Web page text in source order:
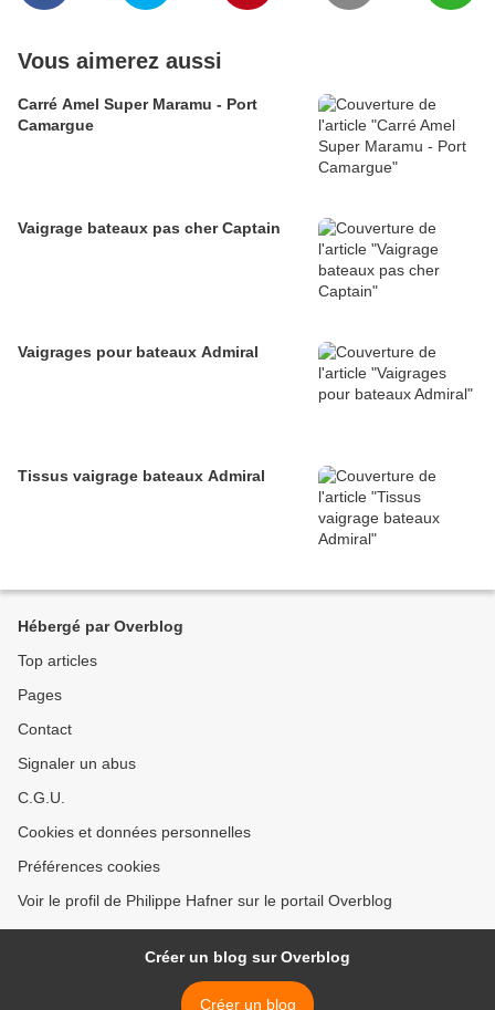
Vous aimerez aussi
Carré Amel Super Maramu - Port
Camargue
Vaigrage bateaux pas cher Captain
Vaigrages pour bateaux Admiral
Tissus vaigrage bateaux Admiral
Hébergé par Overblog
Top articles
Pages
Contact
Signaler un abus
C.G.U.
Cookies et données personnelles
Préférences cookies
Voir le profil de Philippe Hafner sur le portail Overblog
Créer un blog sur Overblog
Créer un blog